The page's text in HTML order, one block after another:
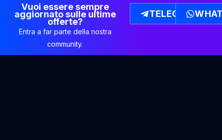
Vuoi essere sempre
aggiornato sulle ultime
offerte?
Entra a far parte della nostra
community.
TELEGRAM